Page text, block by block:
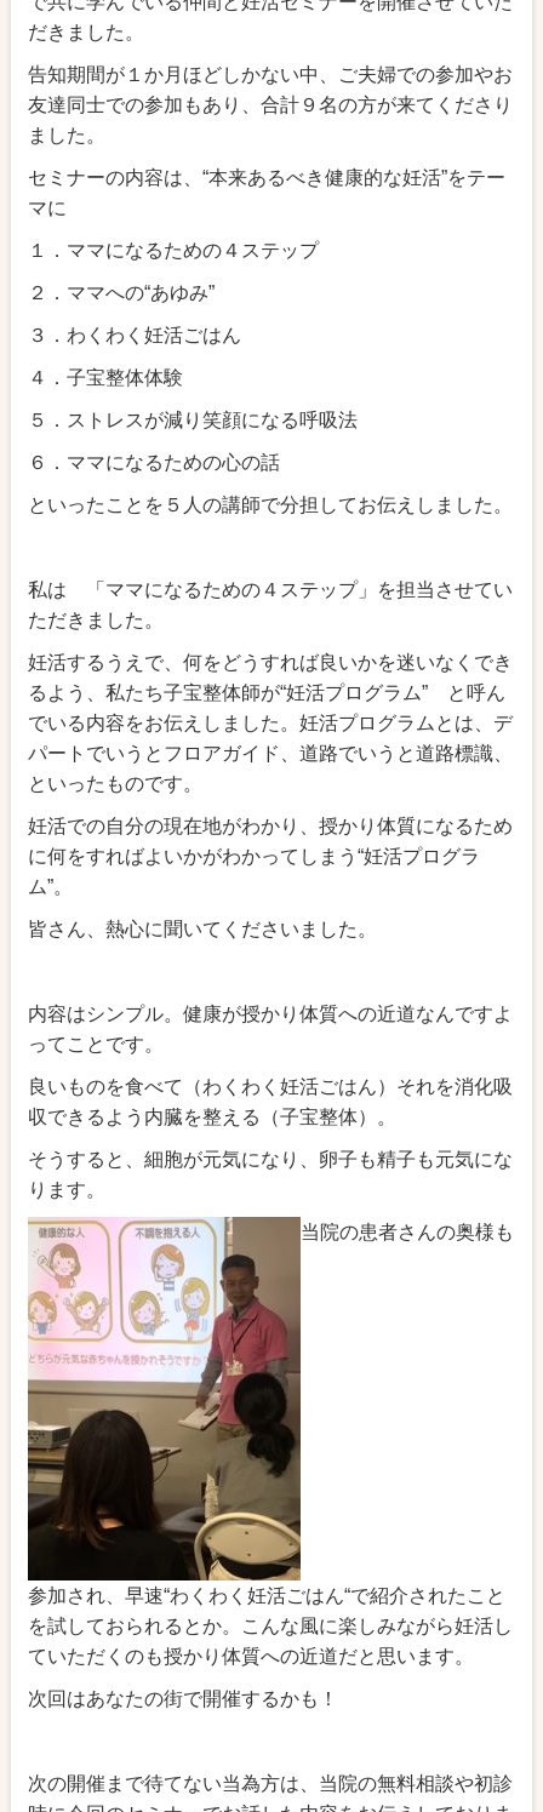
だきました。
告知期間が１か月ほどしかない中、ご夫婦での参加やお
友達同士での参加もあり、合計９名の方が来てくださり
ました。
セミナーの内容は、“本来あるべき健康的な妊活”をテー
マに
１．ママになるための４ステップ
２．ママへの“あゆみ”
３．わくわく妊活ごはん
４．子宝整体体験
５．ストレスが減り笑顔になる呼吸法
６．ママになるための心の話
といったことを５人の講師で分担してお伝えしました。
私は 「ママになるための４ステップ」を担当させてい
ただきました。
妊活するうえで、何をどうすれば良いかを迷いなくでき
るよう、私たち子宝整体師が“妊活プログラム” と呼ん
でいる内容をお伝えしました。妊活プログラムとは、デ
パートでいうとフロアガイド、道路でいうと道路標識、
といったものです。
妊活での自分の現在地がわかり、授かり体質になるため
に何をすればよいかがわかってしまう“妊活プログラ
ム”。
皆さん、熱心に聞いてくださいました。
内容はシンプル。健康が授かり体質への近道なんですよ
ってことです。
良いものを食べて（わくわく妊活ごはん）それを消化吸
収できるよう内臓を整える（子宝整体）。
そうすると、細胞が元気になり、卵子も精子も元気にな
ります。
当院の患者さんの奥様も
参加され、早速“わくわく妊活ごはん“で紹介されたこと
を試しておられるとか。こんな風に楽しみながら妊活し
ていただくのも授かり体質への近道だと思います。
次回はあなたの街で開催するかも！
次の開催まで待てない当為方は、当院の無料相談や初診